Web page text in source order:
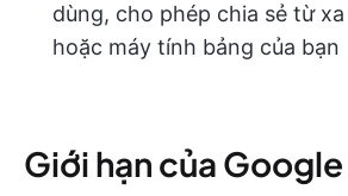
dùng, cho phép chia sẻ từ
hoặc máy tính bảng của bạn
Giới hạn của